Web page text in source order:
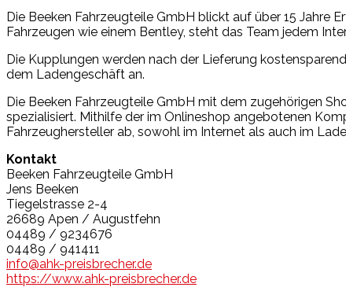
Die Beeken Fahrzeugteile GmbH blickt auf über 15 Jahre
Fahrzeugen wie einem Bentley, steht das Team jedem
Die Kupplungen werden nach der Lieferung
dem Ladengeschäft an.
Die Beeken Fahrzeugteile GmbH mit dem zugehörigen
spezialisiert. Mithilfe der im Onlineshop angebotenen
Fahrzeughersteller ab, sowohl im Internet als auch im
Kontakt
Beeken Fahrzeugteile GmbH
Jens Beeken
Tiegelstrasse 2-4
26689 Apen / Augustfehn
04489 / 9234676
04489 / 941411
info@ahk-preisbrecher.de
https://www.ahk-preisbrecher.de